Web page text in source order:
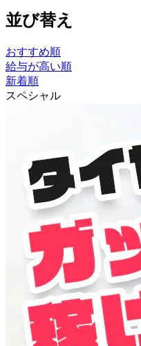
並び替え
おすすめ順
給与が高い順
新着順
スペシャル